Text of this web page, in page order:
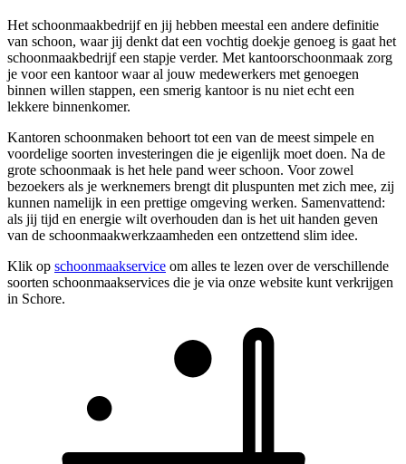
Het schoonmaakbedrijf en jij hebben meestal een andere definitie
van schoon, waar jij denkt dat een vochtig doekje genoeg is gaat het
schoonmaakbedrijf een stapje verder. Met kantoorschoonmaak zorg
je voor een kantoor waar al jouw medewerkers met genoegen
binnen willen stappen, een smerig kantoor is nu niet echt een
lekkere binnenkomer.
Kantoren schoonmaken behoort tot een van de meest simpele en
voordelige soorten investeringen die je eigenlijk moet doen. Na de
grote schoonmaak is het hele pand weer schoon. Voor zowel
bezoekers als je werknemers brengt dit pluspunten met zich mee, zij
kunnen namelijk in een prettige omgeving werken. Samenvattend:
als jij tijd en energie wilt overhouden dan is het uit handen geven
van de schoonmaakwerkzaamheden een ontzettend slim idee.
Klik op schoonmaakservice om alles te lezen over de verschillende
soorten schoonmaakservices die je via onze website kunt verkrijgen
in Schore.